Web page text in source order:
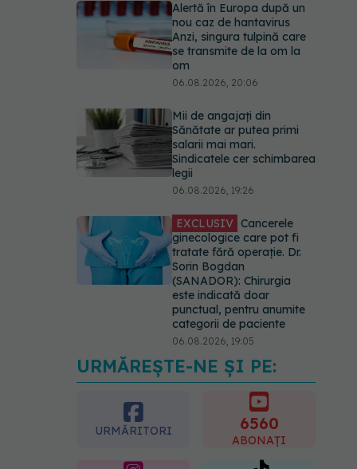
Alertă în Europa după un
nou caz de hantavirus
Anzi, singura tulpină care
se transmite de la om la
om
06.08.2026, 20:06
Mii de angajați din
Sănătate ar putea primi
salarii mai mari.
Sindicatele cer schimbarea
legii
06.08.2026, 19:26
EXCLUSIV Cancerele
ginecologice care pot fi
tratate fără operație. Dr.
Sorin Bogdan
(SANADOR): Chirurgia
este indicată doar
punctual, pentru anumite
categorii de paciente
06.08.2026, 19:05
EXCLUSIV Brahiterapie
vs radioterapie externă în
cancerul ginecologic. Dr.
Sorin Bogdan (SANADOR)
explică diferența și cum
acționează tratamentul
URMĂREȘTE-NE ȘI PE:
URMĂRITORI 6560
ABONAȚI